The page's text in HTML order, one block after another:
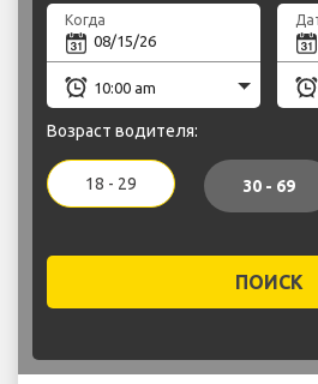
Когда
Возраст водителя:
18 - 29 30 - 69
ПОИСК